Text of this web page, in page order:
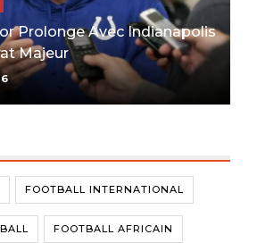
Prolonge Avec Indianapolis
Majeur
FOOTBALL INTERNATIONAL
FOOTBALL AFRICAIN